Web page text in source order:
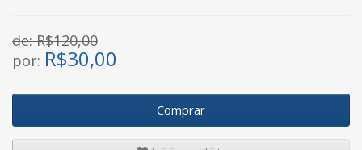
de: R$120,00
por: R$30,00
Comprar